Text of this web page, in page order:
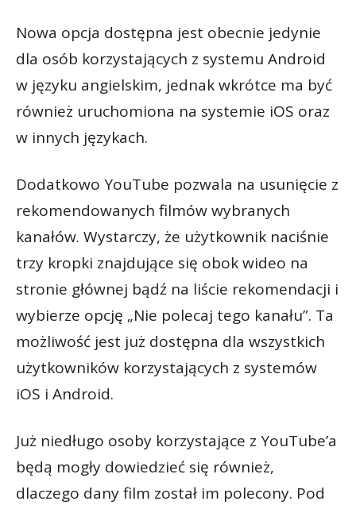
Nowa opcja dostępna jest obecnie jedynie
dla osób korzystających z systemu Android
w języku angielskim, jednak wkrótce ma być
również uruchomiona na systemie iOS oraz
w innych językach.
Dodatkowo YouTube pozwala na usunięcie z
rekomendowanych filmów wybranych
kanałów. Wystarczy, że użytkownik naciśnie
trzy kropki znajdujące się obok wideo na
stronie głównej bądź na liście rekomendacji i
wybierze opcję „Nie polecaj tego kanału”. Ta
możliwość jest już dostępna dla wszystkich
użytkowników korzystających z systemów
iOS i Android.
Już niedługo osoby korzystające z YouTube’a
będą mogły dowiedzieć się również,
dlaczego dany film został im polecony. Pod